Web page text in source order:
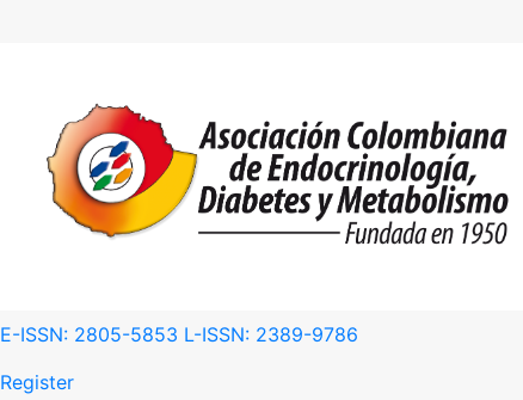
E-ISSN: 2805-5853 L-ISSN: 2389-9786
Register